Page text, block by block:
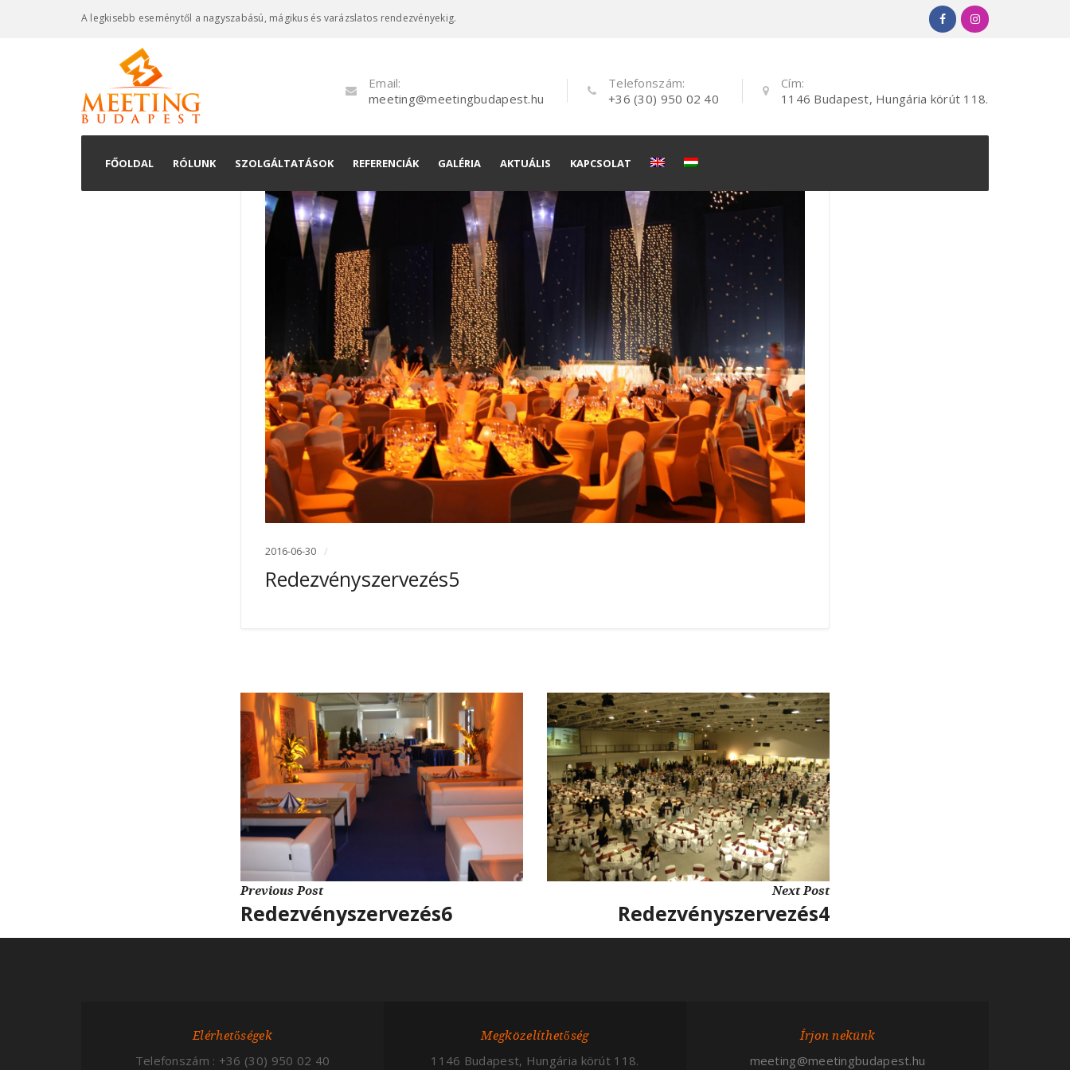
A legkisebb eseménytől a nagyszabású, mágikus és varázslatos rendezvényekig.
Email:
meeting@meetingbudapest.hu
Telefonszám:
+36 (30) 950 02 40
Cím:
1146 Budapest, Hungária körút 118.
FŐOLDAL RÓLUNK SZOLGÁLTATÁSOK
Konferenciaszervezés
Kiállításkivitelezés
Rendezvényszervezés
REFERENCIÁK GALÉRIA AKTUÁLIS KAPCSOLAT
2016-06-30
Redezvényszervezés5
Previous Post
Redezvényszervezés6
Next Post
Redezvényszervezés4
Elérhetőségek
Telefonszám : +36 (30) 950 02 40
Megközelíthetőség
1146 Budapest, Hungária körút 118.
Írjon nekünk
meeting@meetingbudapest.hu